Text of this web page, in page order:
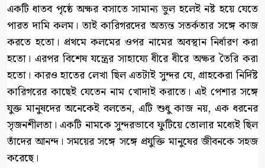
একটি ধাতব পৃষ্ঠে অক্ষর বসাতে সামান্য ভুল হলেই নষ্ট হয়ে যেতে
পারত দামি কলম। তাই কারিগরদের অত্যন্ত সতর্কতার সঙ্গে কাজ
করতে হতো। প্রথমে কলমের ওপর নামের অবস্থান নির্ধারণ করা
হতো। এরপর বিশেষ যন্ত্রের সাহায্যে ধীরে ধীরে অক্ষর তৈরি করা
হতো। কারও হাতের লেখা ছিল এতটাই সুন্দর যে, গ্রাহকেরা নির্দিষ্ট
কারিগরের কাছেই যেতেন নাম খোদাই করাতে। এই পেশার সঙ্গে
যুক্ত মানুষদের অনেকেই বলতেন, এটি শুধু কাজ নয়, এক ধরনের
সৃজনশীলতা। একটি নামকে সুন্দরভাবে ফুটিয়ে তোলার মধ্যেই ছিল
তাঁদের আনন্দ। সময়ের সঙ্গে সঙ্গে প্রযুক্তি মানুষের জীবনকে সহজ
করেছে।